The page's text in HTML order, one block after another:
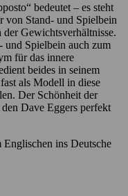
bedeutet – es steht
von Stand- und Spielbein
Gewichtsverhältnisse.
und Spielbein auch zum
für das innere
beides in seinem
als Modell in diese
Der Schönheit der
Dave Eggers perfekt
ins Deutsche